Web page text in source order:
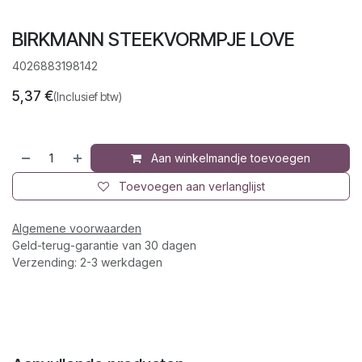
BIRKMANN STEEKVORMPJE LOVE
4026883198142
5,37 €(Inclusief btw)
Aan winkelmandje toevoegen
Toevoegen aan verlanglijst
Algemene voorwaarden
Geld-terug-garantie van 30 dagen
Verzending: 2-3 werkdagen